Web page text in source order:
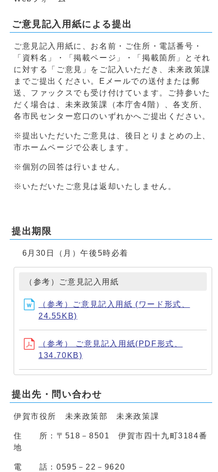
ご意見記入用紙による提出
ご意見記入用紙に、お名前・ご住所・電話番号・
「資料名」・「掲載ページ」・「掲載箇所」とそれ
に対する「ご意見」をご記入いただき、未来政策課
までご提出ください。Eメールでの送付または郵
送、ファックスでも受け付けています。ご持参いた
だく場合は、未来政策課（本庁舎4階）、各支所、
各市民センター窓口のいずれかへご提出ください。
※提出いただいたご意見は、後日とりまとめの上、
市ホームページで公表します。
※個別の回答は行いません。
※いただいたご意見は返却いたしません。
提出期限
6月30日（月）午後5時必着
（参考）ご意見記入用紙
（参考）ご意見記入用紙 (ワード形式、
24.55KB)
（参考） ご意見記入用紙(PDF形式、
134.70KB)
提出先・問い合わせ
伊賀市役所 未来政策部 未来政策課
住 所：〒518－8501 伊賀市四十九町3184番
地
電 話：0595－22－9620